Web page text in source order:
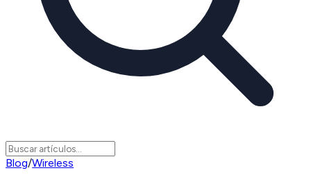
Blog/Wireless